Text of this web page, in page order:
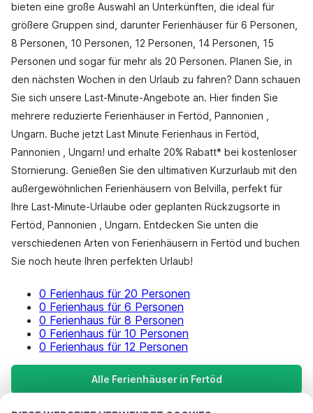
bieten eine große Auswahl an Unterkünften, die ideal für
größere Gruppen sind, darunter Ferienhäuser für 6 Personen,
8 Personen, 10 Personen, 12 Personen, 14 Personen, 15
Personen und sogar für mehr als 20 Personen. Planen Sie, in
den nächsten Wochen in den Urlaub zu fahren? Dann schauen
Sie sich unsere Last-Minute-Angebote an. Hier finden Sie
mehrere reduzierte Ferienhäuser in Fertöd, Pannonien ,
Ungarn. Buche jetzt Last Minute Ferienhaus in Fertöd,
Pannonien , Ungarn! und erhalte 20% Rabatt* bei kostenloser
Stornierung. Genießen Sie den ultimativen Kurzurlaub mit den
außergewöhnlichen Ferienhäusern von Belvilla, perfekt für
Ihre Last-Minute-Urlaube oder geplanten Rückzugsorte in
Fertöd, Pannonien , Ungarn. Entdecken Sie unten die
verschiedenen Arten von Ferienhäusern in Fertöd und buchen
Sie noch heute Ihren perfekten Urlaub!
0 Ferienhaus für 20 Personen
0 Ferienhaus für 6 Personen
0 Ferienhaus für 8 Personen
0 Ferienhaus für 10 Personen
0 Ferienhaus für 12 Personen
Alle Ferienhäuser in Fertöd